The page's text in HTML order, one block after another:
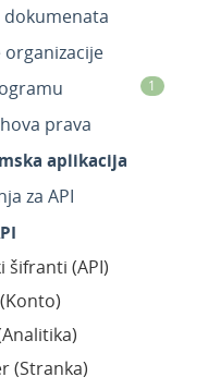
organizacije
1
prava
aplikacija
za API
šifranti (API)
(Stranka)